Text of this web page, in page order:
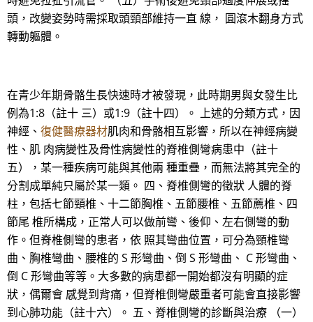
頭，改變姿勢時需採取頭頸部維持一直 線， 圓滾木翻身方式
轉動軀體。
在青少年期骨骼生長快速時才被發現，此時期男與女發生比
例為1:8（註十 三）或1:9（註十四）。 上述的分類方式，因
神經、 復健醫療器材肌肉和骨骼相互影響，所以在神經病變
性、肌 肉病變性及骨性病變性的脊椎側彎病患中（註十
五），某一種疾病可能與其他兩 種重疊，而無法將其完全的
分割成單純只屬於某一類。 四、脊椎側彎的徵狀 人體的脊
柱，包括七節頸椎、十二節胸椎、五節腰椎、五節薦椎、四
節尾 椎所構成，正常人可以做前彎、後仰、左右側彎的動
作。但脊椎側彎的患者，依 照其彎曲位置，可分為頸椎彎
曲、胸椎彎曲、腰椎的 S 形彎曲、倒 S 形彎曲、 C 形彎曲、
倒 C 形彎曲等等。大多數的病患都一開始都沒有明顯的症
狀，偶爾會 感覺到背痛，但脊椎側彎嚴重者可能會直接影響
到心肺功能（註十六）。 五、脊椎側彎的診斷與治療 （一）